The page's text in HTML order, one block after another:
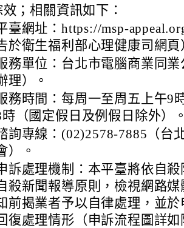
；相關資訊如下：
臺網址：https://msp-
於衛生福利部心理健康司網頁
務單位：台北市電腦商業同
理）。
務時間：每周一至周五上午9
時（國定假日及例假日除外）
詢專線：(02)2578-7885（台
）。
訴處理機制：本平臺將依自
殺新聞報導原則，檢視網路
前揭業者予以自律處理，並
復處理情形（申訴流程圖詳